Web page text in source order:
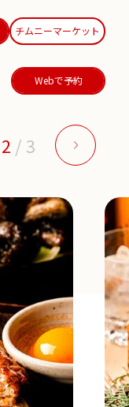
チムニーマーケット
Webで予約
2 /3